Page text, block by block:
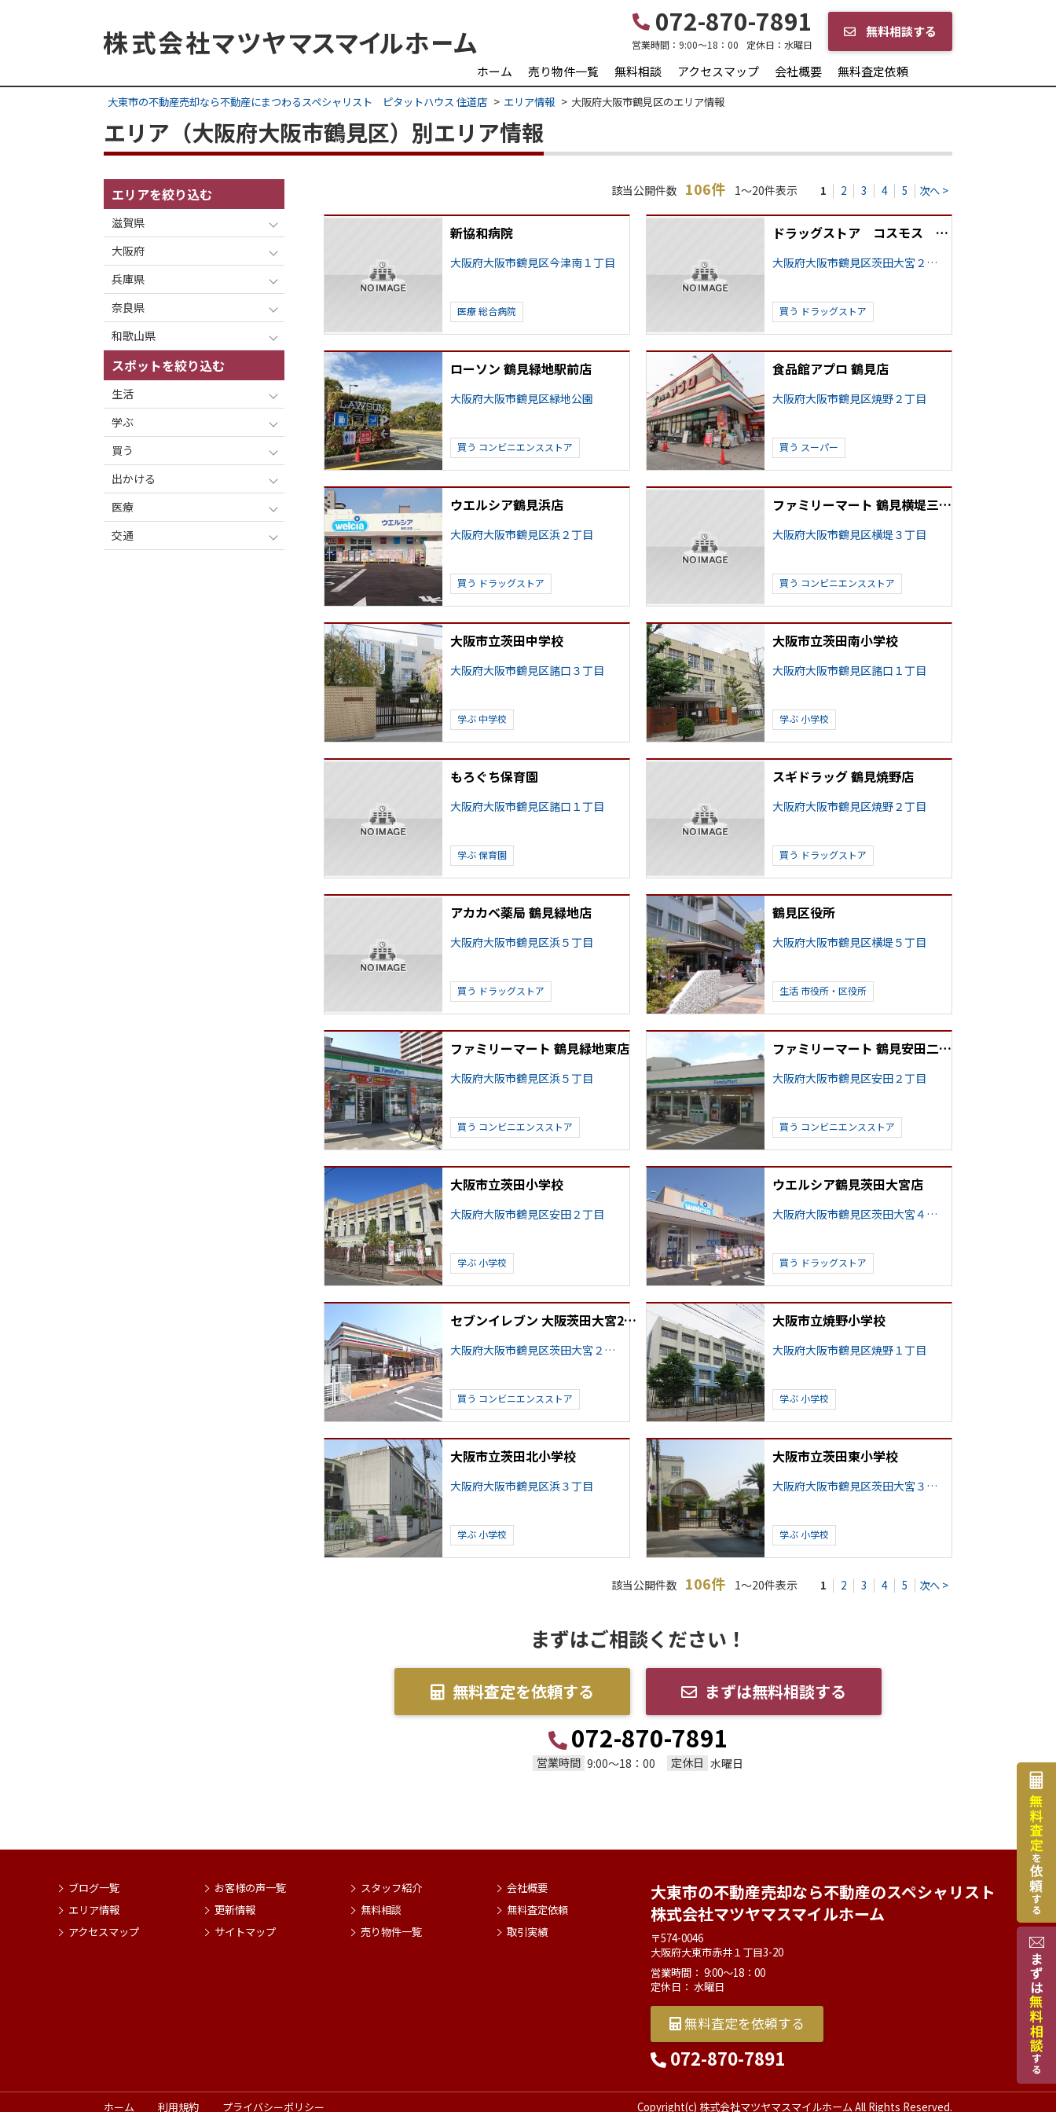
072-870-7891
営業時間： 9:00～18：00 定休日： 水曜日
無料相談する
ホーム 売り物件一覧 無料相談 アクセスマップ 会社概要 無料査定依頼
大東市の不動産売却なら不動産にまつわるスペシャリスト ピタットハウス 住道店 エリア情報 大阪府大阪市鶴見区のエリア情報
エリア（大阪府大阪市鶴見区）別エリア情報
該当公開件数 106件 1～20件表示 1 2 3 4 5 次へ >
新協和病院
大阪府大阪市鶴見区今津南１丁目
医療総合病院
ドラッグストア コスモス 茨田大宮店
大阪府大阪市鶴見区茨田大宮２丁目
買う ドラッグストア
ローソン 鶴見緑地駅前店
大阪府大阪市鶴見区緑地公園
買う コンビニエンスストア
食品館アプロ 鶴見店
大阪府大阪市鶴見区焼野２丁目
買う スーパー
ウエルシア鶴見浜店
大阪府大阪市鶴見区浜２丁目
買う ドラッグストア
ファミリーマート 鶴見横堤三丁目店
大阪府大阪市鶴見区横堤３丁目
買う コンビニエンスストア
大阪市立茨田中学校
大阪府大阪市鶴見区諸口３丁目
学ぶ中学校
大阪市立茨田南小学校
大阪府大阪市鶴見区諸口１丁目
学ぶ 小学校
もろぐち保育園
大阪府大阪市鶴見区諸口１丁目
学ぶ保育園
スギドラッグ 鶴見焼野店
大阪府大阪市鶴見区焼野２丁目
買う ドラッグストア
アカカベ薬局 鶴見緑地店
大阪府大阪市鶴見区浜５丁目
買う ドラッグストア
鶴見区役所
大阪府大阪市鶴見区横堤５丁目
生活 市役所・区役所
ファミリーマート 鶴見緑地東店
大阪府大阪市鶴見区浜５丁目
買う コンビニエンスストア
ファミリーマート 鶴見安田二丁目店
大阪府大阪市鶴見区安田２丁目
買う コンビニエンスストア
大阪市立茨田小学校
大阪府大阪市鶴見区安田２丁目
学ぶ 小学校
ウエルシア鶴見茨田大宮店
大阪府大阪市鶴見区茨田大宮４丁目
買う ドラッグストア
セブンイレブン 大阪茨田大宮2丁目店
大阪府大阪市鶴見区茨田大宮２丁目
買う コンビニエンスストア
大阪市立焼野小学校
大阪府大阪市鶴見区焼野１丁目
学ぶ 小学校
大阪市立茨田北小学校
大阪府大阪市鶴見区浜３丁目
学ぶ 小学校
大阪市立茨田東小学校
大阪府大阪市鶴見区茨田大宮３丁目
学ぶ 小学校
該当公開件数 106件 1～20件表示 1 2 3 4 5 次へ >
まずはご相談ください！
無料査定を依頼する まずは無料相談する
072-870-7891
営業時間 9:00～18：00 定休日 水曜日
エリアを絞り込む
滋賀県
大阪府
兵庫県
奈良県
和歌山県
スポットを絞り込む
生活
学ぶ
買う
出かける
医療
交通
ブログ一覧
エリア情報
アクセスマップ
お客様の声一覧
更新情報
サイトマップ
スタッフ紹介
無料相談
売り物件一覧
会社概要
無料査定依頼
取引実績
大東市の不動産売却なら不動産のスペシャリスト
株式会社マツヤマスマイルホーム
〒574-0046
大阪府大東市赤井１丁目3-20
営業時間： 9:00～18：00
定休日： 水曜日
無料査定を依頼する
072-870-7891
ホーム 利用規約 プライバシーポリシー Copyright(c) 株式会社マツヤマスマイルホーム All Rights Reserved.